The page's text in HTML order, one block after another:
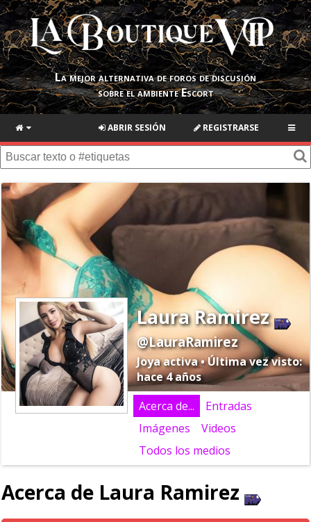
La mejor alternativa de foros de discusión
sobre el ambiente Escort
REGISTRARSE
ABRIR SESIÓN
Laura Ramirez
@LauraRamirez
Joya activa • Última vez visto:
hace 4 años
Acerca de...
Entradas
Imágenes
Videos
Todos los medios
Acerca de Laura Ramirez